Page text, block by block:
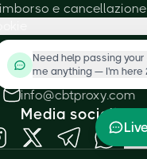
e cancellazione
di
+1 (415) 830-6004
info@cbtproxy.com
Media sociali
Need help passing your
me anything — I'm here